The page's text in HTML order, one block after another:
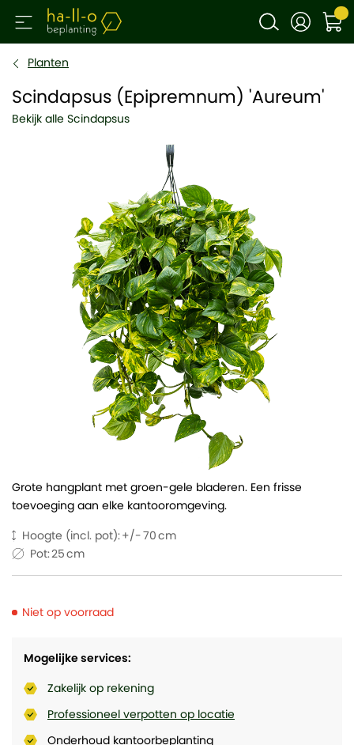
Planten
Scindapsus (Epipremnum) 'Aureum'
Bekijk alle Scindapsus
Hoogte (incl. pot):
70
Pot:25
Mogelijke services:
Zakelijk op rekening
Professioneel verpotten op locatie
Onderhoud kantoorbeplanting
Grote hangplant met groen-gele bladeren. Een frisse
toevoeging aan elke kantooromgeving.
Niet op voorraad